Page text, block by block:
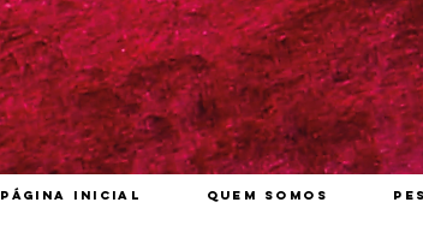
Página inicial Quem somos